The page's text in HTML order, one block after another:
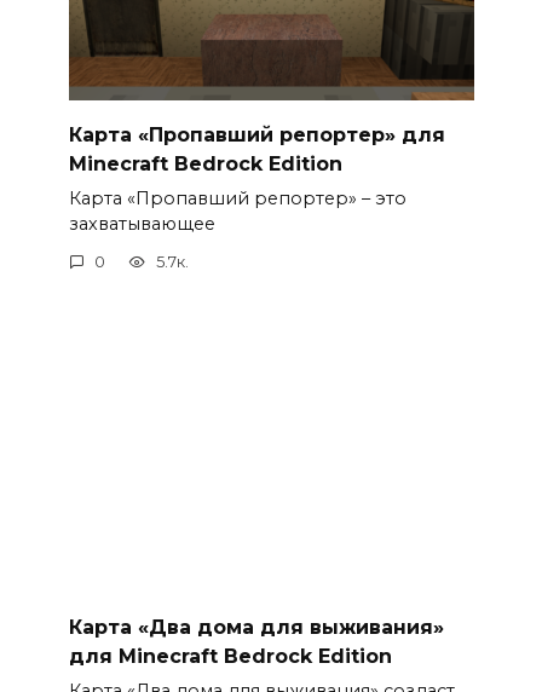
Карта «Пропавший репортер» для
Minecraft Bedrock Edition
Карта «Пропавший репортер» – это
захватывающее
0 5.7к.
Карта «Два дома для выживания»
для Minecraft Bedrock Edition